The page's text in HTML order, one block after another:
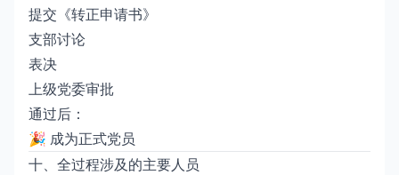
提交《转正申请书》
支部讨论
表决
上级党委审批
通过后：
🎉 成为正式党员
十、全过程涉及的主要人员